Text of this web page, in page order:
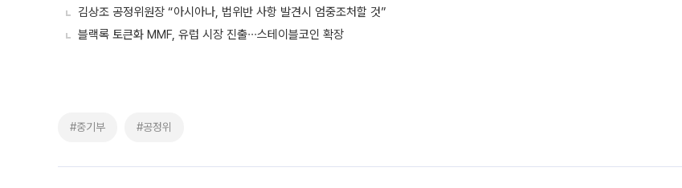
김상조 공정위원장 “아시아나, 법위반 사항 발견시 엄중조처할 것”
블랙록 토큰화 MMF, 유럽 시장 진출∙∙∙스테이블코인 확장
#중기부 #공정위